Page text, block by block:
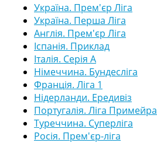
Україна. Прем'єр Ліга
Україна. Перша Ліга
Англія. Прем'єр Ліга
Іспанія. Приклад
Італія. Серія А
Німеччина. Бундесліга
Франція. Ліга 1
Нідерланди. Ередивіз
Португалія. Ліга Примейра
Туреччина. Суперліга
Росія. Прем'єр-ліга